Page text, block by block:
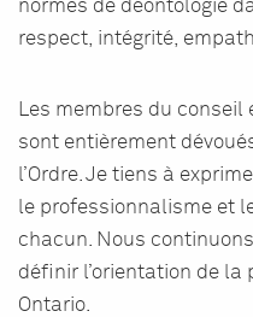
normes de déontologie
respect, intégrité,
Les membres du conseil
sont entièrement
l’Ordre. Je tiens à
le professionnalisme et
chacun. Nous
définir l’orientation de la
Ontario.